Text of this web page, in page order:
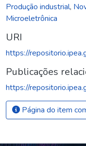
Produção industrial,
Microeletrônica
URI
https://
Publicações
https://
Página do item